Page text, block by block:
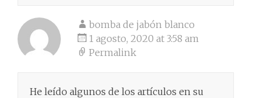
bomba de jabón blanco
1 agosto, 2020 at 3:58 am
Permalink
He leído algunos de los artículos en su